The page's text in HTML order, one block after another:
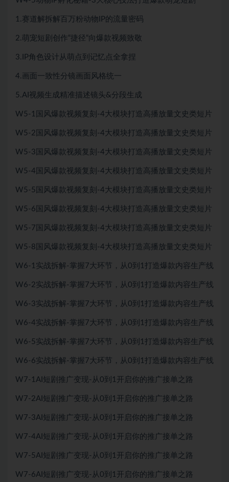
1.赛道解拆解百万粉动物IP的流量密码
2.萌宠短剧创作“捷径“向爆款视频致敬
3.IP角色设计从萌点到记忆点全拿捏
4.画面一致性分镜画面风格统一
5.AI视频生成精准描述镜头&分段生成
W5-1国风爆款视频复刻-4大模块打造高播放量文史类短片
W5-2国风爆款视频复刻-4大模块打造高播放量文史类短片
W5-3国风爆款视频复刻-4大模块打造高播放量文史类短片
W5-4国风爆款视频复刻-4大模块打造高播放量文史类短片
W5-5国风爆款视频复刻-4大模块打造高播放量文史类短片
W5-6国风爆款视频复刻-4大模块打造高播放量文史类短片
W5-7国风爆款视频复刻-4大模块打造高播放量文史类短片
W5-8国风爆款视频复刻-4大模块打造高播放量文史类短片
W6-1实战拆解-掌握7大环节，从0到1打造爆款内容生产线
W6-2实战拆解-掌握7大环节，从0到1打造爆款内容生产线
W6-3实战拆解-掌握7大环节，从0到1打造爆款内容生产线
W6-4实战拆解-掌握7大环节，从0到1打造爆款内容生产线
W6-5实战拆解-掌握7大环节，从0到1打造爆款内容生产线
W6-6实战拆解-掌握7大环节，从0到1打造爆款内容生产线
W7-1AI短剧推广变现-从0到1开启你的推广接单之路
W7-2AI短剧推广变现-从0到1开启你的推广接单之路
W7-3AI短剧推广变现-从0到1开启你的推广接单之路
W7-4AI短剧推广变现-从0到1开启你的推广接单之路
W7-5AI短剧推广变现-从0到1开启你的推广接单之路
W7-6AI短剧推广变现-从0到1开启你的推广接单之路